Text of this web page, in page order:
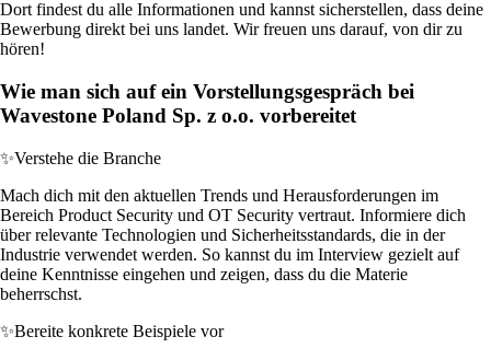
Dort findest du alle Informationen und kannst sicherstellen, dass deine
Bewerbung direkt bei uns landet. Wir freuen uns darauf, von dir zu
hören!
Wie man sich auf ein Vorstellungsgespräch bei
Wavestone Poland Sp. z o.o. vorbereitet
✨Verstehe die Branche
Mach dich mit den aktuellen Trends und Herausforderungen im
Bereich Product Security und OT Security vertraut. Informiere dich
über relevante Technologien und Sicherheitsstandards, die in der
Industrie verwendet werden. So kannst du im Interview gezielt auf
deine Kenntnisse eingehen und zeigen, dass du die Materie
beherrschst.
✨Bereite konkrete Beispiele vor